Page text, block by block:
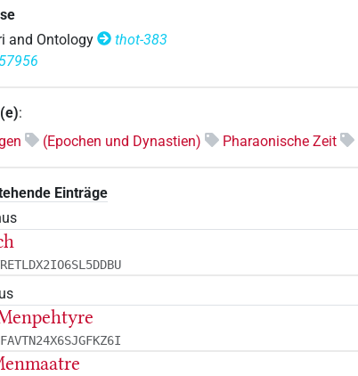
and Ontology
thot-383
:
(Epochen und Dynastien) Pharaonische Zeit
Einträge